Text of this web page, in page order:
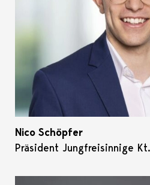
Nico Schöpfer
Präsident Jungfreisinnige